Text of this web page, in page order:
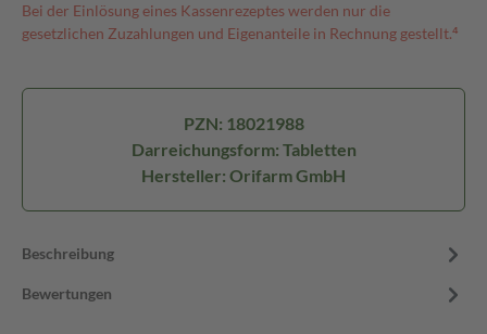
Bei der Einlösung eines Kassenrezeptes werden nur die
gesetzlichen Zuzahlungen und Eigenanteile in Rechnung gestellt.⁴
PZN: 18021988
Darreichungsform: Tabletten
Hersteller: Orifarm GmbH
Beschreibung
Bewertungen